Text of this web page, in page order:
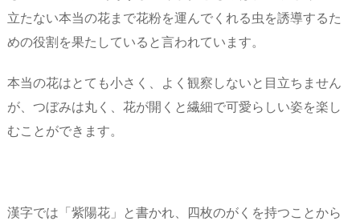
立たない本当の花まで花粉を運んでくれる虫を誘導するた
めの役割を果たしていると言われています。
本当の花はとても小さく、よく観察しないと目立ちません
が、つぼみは丸く、花が開くと繊細で可愛らしい姿を楽し
むことができます。
漢字では「紫陽花」と書かれ、四枚のがくを持つことから